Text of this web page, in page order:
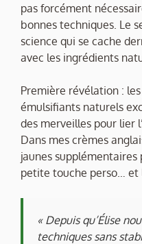
pas forcément
bonnes techniques. Le
science qui se cache
avec les ingrédients
Première révélation :
émulsifiants naturels
des merveilles pour lier
Dans mes crèmes
jaunes supplémentaires
petite touche perso… et
« Depuis qu’Élise
techniques sans